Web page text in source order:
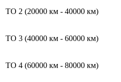
ТО 2 (20000 км - 40000 км)
ТО 3 (40000 км - 60000 км)
ТО 4 (60000 км - 80000 км)